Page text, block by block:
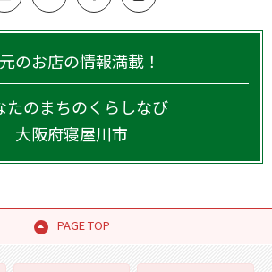
のお店の情報満載！
たのまちのくらしなび
大阪府寝屋川市
PAGE TOP